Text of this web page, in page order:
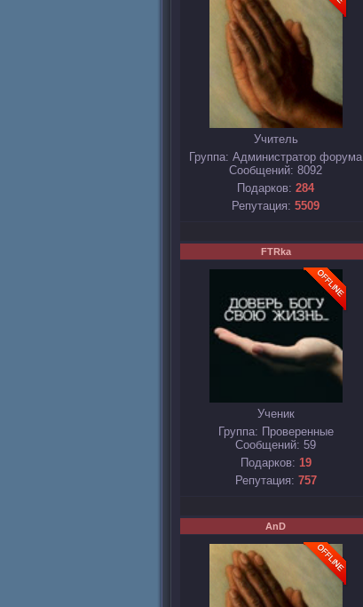
Учитель
Группа: Администратор форума
Сообщений: 8092
Подарков: 284
Репутация: 5509
FTRka
Ученик
Группа: Проверенные
Сообщений: 59
Подарков: 19
Репутация: 757
AnD